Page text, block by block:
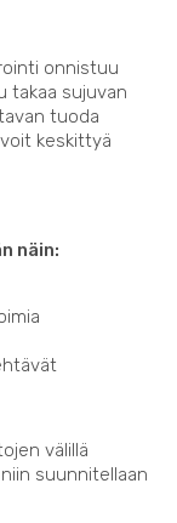
onnistuu
takaa sujuvan
tuoda
keskittyä
näin:
välillä
suunnitellaan